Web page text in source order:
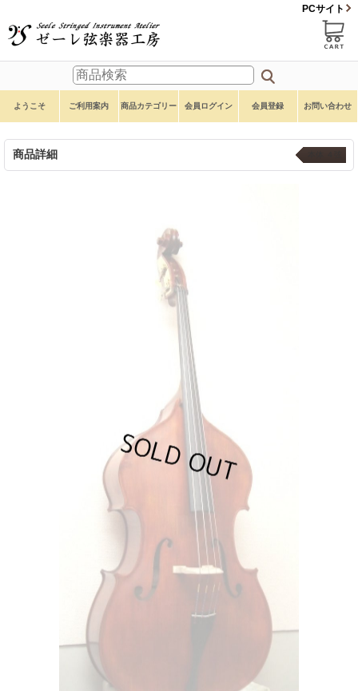
PCサイト
ようこそ ご利用案内 商品カテゴリー 会員ログイン 会員登録 お問い合わせ
商品詳細